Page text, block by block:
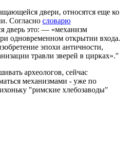
двери, относятся еще ко
Согласно словарю
дверь это: — «механизм
одновременном открытии входа.
эпохи античности,
травли зверей в цирках»."
археологов, сейчас
механизмами - уже по
"римские хлебозаводы"